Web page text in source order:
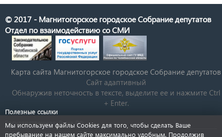
© 2017 - Магнитогорское городское Собрание депутатов
Отдел по взаимодействию со СМИ
Карта сайта Магнитогорское городское Cобрание депутатов
Сайт адаптивный
Обнаружив неточность в тексте, выделите ее и нажмите Ctrl
+ Enter.
Полезные ссылки
Государственная Дума РФ
Губернатор Челябинской области
Мы используем файлы Cookies для того, чтобы сделать Ваше
пребывание на нашем сайте максимально удобным. Продолжив